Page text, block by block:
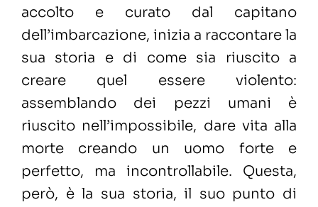
accolto e curato dal capitano
dell’imbarcazione, inizia a raccontare la
sua storia e di come sia riuscito a
creare quel essere violento:
assemblando dei pezzi umani è
riuscito nell’impossibile, dare vita alla
morte creando un uomo forte e
perfetto, ma incontrollabile. Questa,
però, è la sua storia, il suo punto di